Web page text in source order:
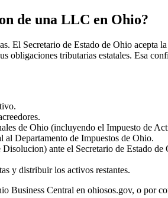
de una LLC en Ohio?
El Secretario de Estado de Ohio acepta
tributarias estatales. Esa
de Ohio (incluyendo el Impuesto de
Departamento de Impuestos de Ohio.
ante el Secretario de Estado de
y distribuir los activos restantes.
Business Central en ohiosos.gov, o por